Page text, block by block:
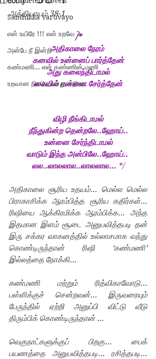
Santhikka varuvayo
என் உயிரே !!! என் உறவே ?
அன்பே நீ இன்றி
கண்மணி... என் கண்ணின் மணி
உறவான நிலவொன்று சதிராட
அத்தியாயம் 38-1
/*
அதிகாலை நேரம்
கனவில் உன்னைப் பார்த்தேன்
அது கலைந்திடாமல்
கையில் என்னை சேர்த்தேன்
விழி நீங்கிடாமல்
நீந்துகின்ற தென்றலே..ஹோய்..
உன்னை சேர்ந்திடாமல்
வாடும் இந்த அன்பிலே..ஹோய்..
லல..லாலலால..லாலலால... */
அதிகாலை சூரிய உதயம்… மெல்ல மெல்ல
பிராகாசிக்க ஆரம்பித்த சூரிய கதிர்கள்…
ரிஷியை ஆக்கிரமிக்க ஆரம்பிக்க… அந்த
இதமான இளம் சூடை அனுபவித்தபடி தன்
இரு சக்கர வாகனத்தில் உல்லாசமாக வந்து
கொண்டிருந்தான் ரிஷி ‘கண்மணி’
இல்லத்தை நோக்கி…
கண்மணி மற்றும் ரித்விகாவோடு…
பள்ளிக்குச் சென்றவன்… இருவரையும்
பேருந்தில் ஏற்றி அனுப்பி விட்டு வீடு
திரும்பிக் கொண்டிருந்தான் …
வெகுநாட்களுக்குப் பிறகு… பைக்
பயணத்தை அனுபவித்தபடி… ரசித்தபடி…